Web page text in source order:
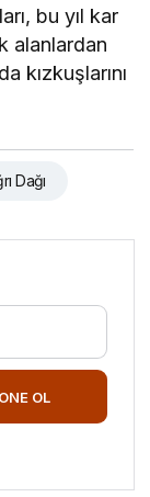
bu yıl kar
alanlardan
kızkuşlarını
Dağı
OL